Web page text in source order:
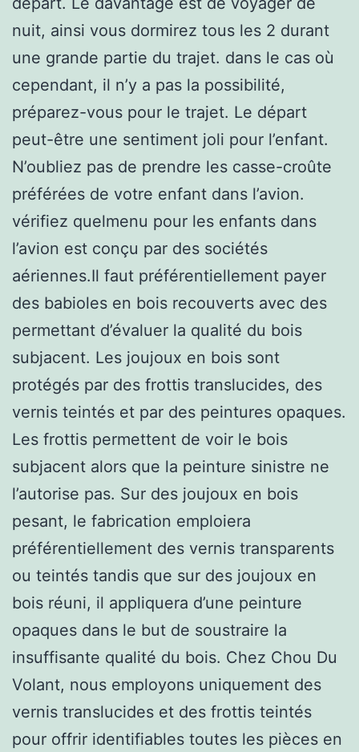
nuit, ainsi vous dormirez tous les 2 durant
une grande partie du trajet. dans le cas où
cependant, il n’y a pas la possibilité,
préparez-vous pour le trajet. Le départ
peut-être une sentiment joli pour l’enfant.
N’oubliez pas de prendre les casse-croûte
préférées de votre enfant dans l’avion.
vérifiez quelmenu pour les enfants dans
l’avion est conçu par des sociétés
aériennes.Il faut préférentiellement payer
des babioles en bois recouverts avec des
permettant d’évaluer la qualité du bois
subjacent. Les joujoux en bois sont
protégés par des frottis translucides, des
vernis teintés et par des peintures opaques.
Les frottis permettent de voir le bois
subjacent alors que la peinture sinistre ne
l’autorise pas. Sur des joujoux en bois
pesant, le fabrication emploiera
préférentiellement des vernis transparents
ou teintés tandis que sur des joujoux en
bois réuni, il appliquera d’une peinture
opaques dans le but de soustraire la
insuffisante qualité du bois. Chez Chou Du
Volant, nous employons uniquement des
vernis translucides et des frottis teintés
pour offrir identifiables toutes les pièces en